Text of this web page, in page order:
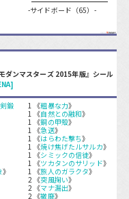
-サイドボード（65）-
ダンマスターズ 2015年版』シール
鍛
》
1 《粗暴な力》
1 《自然との融和》
1 《銅の甲殻》
1 《急送》
1 《はらわた撃ち》
1 《焼け焦げたルサルカ》
1 《シミックの信徒》
1 《ツカタンのサリッド》
1 《旅人のガラクタ》
2 《突風掬い》
2 《マナ漏出》
2 《撤廃》